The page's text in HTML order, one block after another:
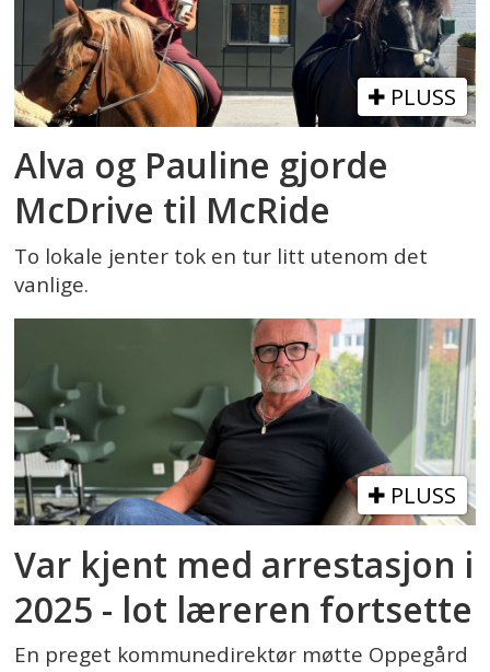
PLUSS
Alva og Pauline gjorde
McDrive til McRide
To lokale jenter tok en tur litt utenom det
vanlige.
PLUSS
Var kjent med arrestasjon i
2025 - lot læreren fortsette
En preget kommunedirektør møtte Oppegård